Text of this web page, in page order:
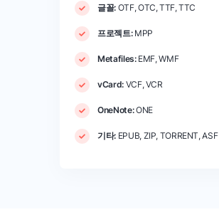
글꼴: OTF, OTC, TTF, TTC
프로젝트:MPP
Metafiles:EMF, WMF
vCard:VCF, VCR
OneNote:ONE
기타: EPUB, ZIP, TORRENT, ASF